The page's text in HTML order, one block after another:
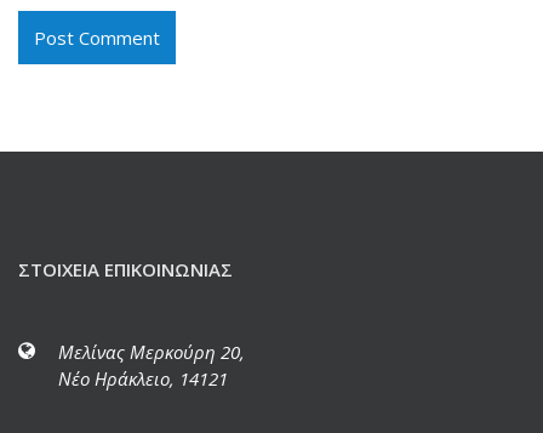
ΣΤΟΙΧΕΊΑ ΕΠΙΚΟΙΝΩΝΊΑΣ
Μελίνας Μερκούρη 20,
Νέο Ηράκλειο, 14121